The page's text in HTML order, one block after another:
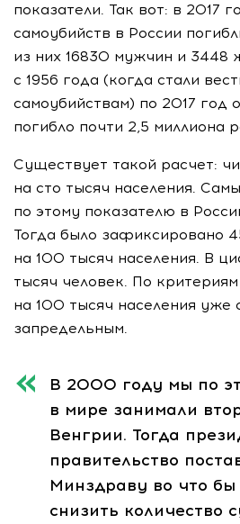
показатели. Так вот: в 2017
самоубийств в России
из них 16830 мужчин и 3448
с 1956 года (когда стали
самоубийствам) по 2017 год
погибло почти 2,5 миллиона
Существует такой расчет:
на сто тысяч населения.
по этому показателю в
Тогда было зафиксировано
на 100 тысяч населения. В
тысяч человек. По
на 100 тысяч населения уже
запредельным.
В 2000 году мы по
в мире занимали
Венгрии. Тогда
правительство
Минздраву во что бы
снизить количество